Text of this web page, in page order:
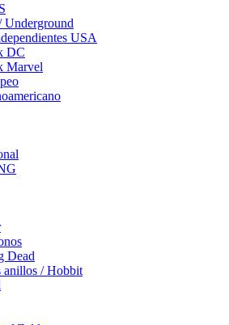
Underground
USA
DC
Marvel
Dead
anillos / Hobbit